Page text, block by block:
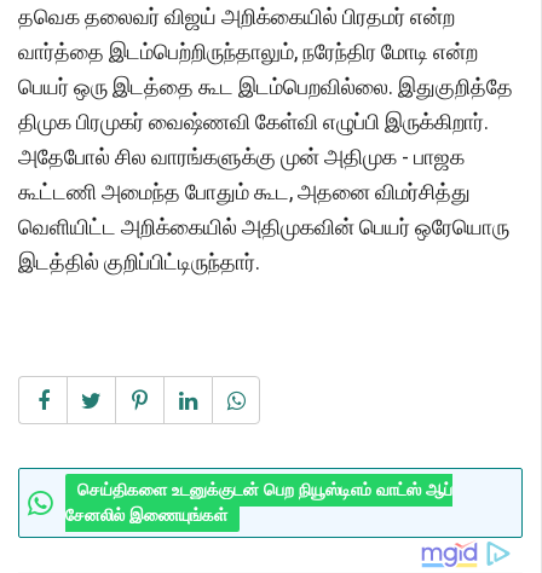
தவெக தலைவர் விஜய் அறிக்கையில் பிரதமர் என்ற
வார்த்தை இடம்பெற்றிருந்தாலும், நரேந்திர மோடி என்ற
பெயர் ஒரு இடத்தை கூட இடம்பெறவில்லை. இதுகுறித்தே
திமுக பிரமுகர் வைஷ்ணவி கேள்வி எழுப்பி இருக்கிறார்.
அதேபோல் சில வாரங்களுக்கு முன் அதிமுக - பாஜக
கூட்டணி அமைந்த போதும் கூட, அதனை விமர்சித்து
வெளியிட்ட அறிக்கையில் அதிமுகவின் பெயர் ஒரேயொரு
இடத்தில் குறிப்பிட்டிருந்தார்.
செய்திகளை உடனுக்குடன் பெற நியூஸ்டிஎம் வாட்ஸ் ஆப்
சேனலில் இணையுங்கள்